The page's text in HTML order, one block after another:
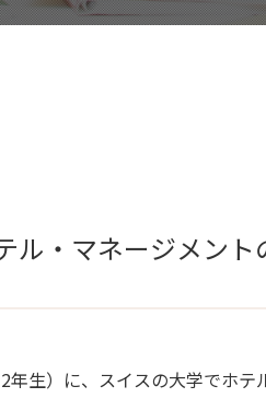
ル・マネージメン
年生）に、スイスの大学でホ